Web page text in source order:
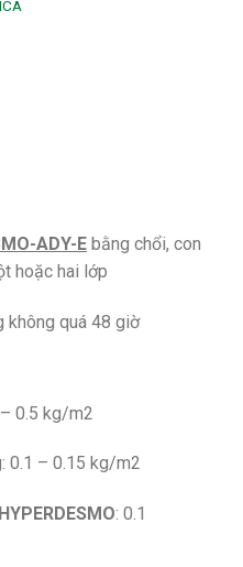
ADY-E bằng chổi, con
hoặc hai lớp
không quá 48 giờ
0.5 kg/m2
0.1 – 0.15 kg/m2
HYPERDESMO: 0.1